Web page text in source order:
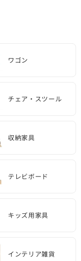
ワゴン
チェア・スツール
収納家具
テレビボード
キッズ用家具
インテリア雑貨